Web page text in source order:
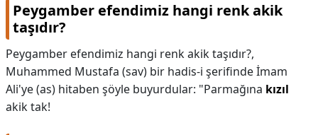
Peygamber efendimiz hangi renk akik
taşıdır?
Peygamber efendimiz hangi renk akik taşıdır?,
Muhammed Mustafa (sav) bir hadis-i şerifinde İmam
Ali'ye (as) hitaben şöyle buyurdular: "Parmağına kızıl
akik tak!